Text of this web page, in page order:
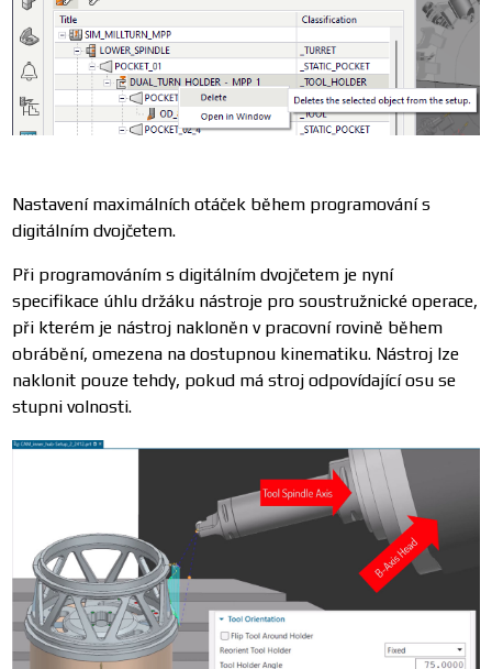
Nastavení maximálních otáček během programování s
digitálním dvojčetem.
Při programováním s digitálním dvojčetem je nyní
specifikace úhlu držáku nástroje pro soustružnické operace,
při kterém je nástroj nakloněn v pracovní rovině během
obrábění, omezena na dostupnou kinematiku. Nástroj lze
naklonit pouze tehdy, pokud má stroj odpovídající osu se
stupni volnosti.